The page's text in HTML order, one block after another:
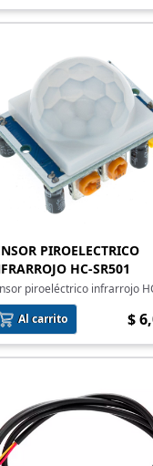
PIROELECTRICO
HC-SR501
piroeléctrico infrarrojo
Al carrito
$